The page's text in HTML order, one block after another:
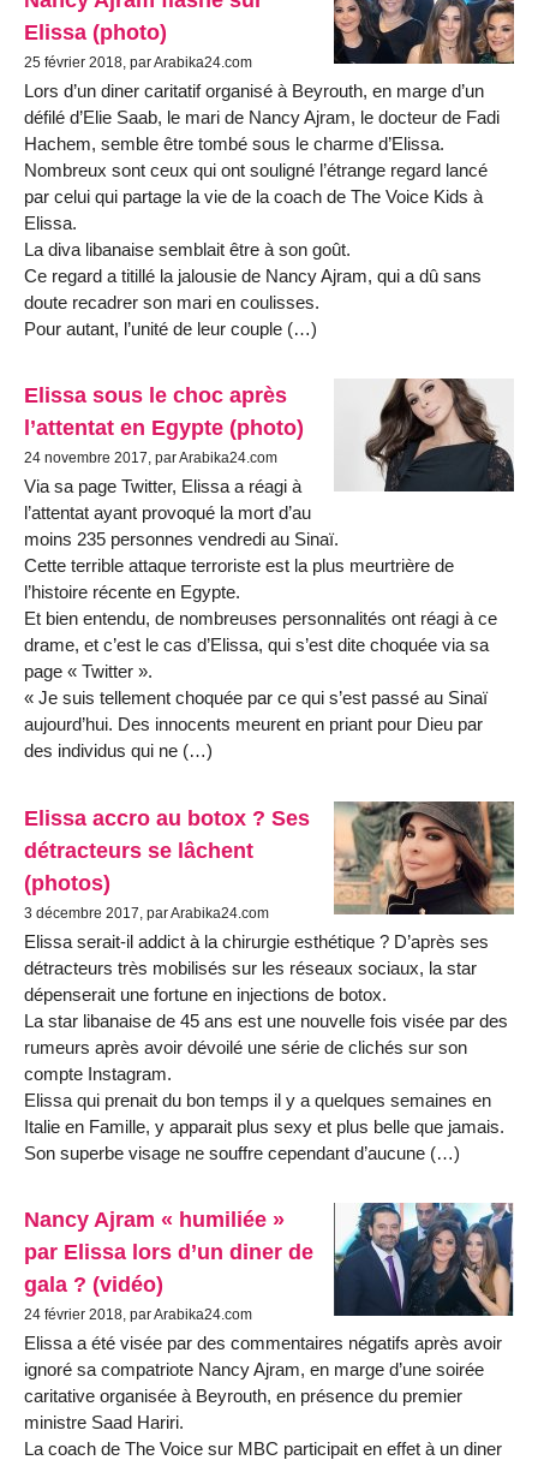
Elissa (photo)
25 février 2018, par Arabika24.com
Lors d’un diner caritatif organisé à Beyrouth, en marge d’un
défilé d’Elie Saab, le mari de Nancy Ajram, le docteur de Fadi
Hachem, semble être tombé sous le charme d’Elissa.
Nombreux sont ceux qui ont souligné l’étrange regard lancé
par celui qui partage la vie de la coach de The Voice Kids à
Elissa.
La diva libanaise semblait être à son goût.
Ce regard a titillé la jalousie de Nancy Ajram, qui a dû sans
doute recadrer son mari en coulisses.
Pour autant, l’unité de leur couple (…)
Elissa sous le choc après
l’attentat en Egypte (photo)
24 novembre 2017, par Arabika24.com
Via sa page Twitter, Elissa a réagi à
l’attentat ayant provoqué la mort d’au
moins 235 personnes vendredi au Sinaï.
Cette terrible attaque terroriste est la plus meurtrière de
l’histoire récente en Egypte.
Et bien entendu, de nombreuses personnalités ont réagi à ce
drame, et c’est le cas d’Elissa, qui s’est dite choquée via sa
page « Twitter ».
« Je suis tellement choquée par ce qui s’est passé au Sinaï
aujourd’hui. Des innocents meurent en priant pour Dieu par
des individus qui ne (…)
Elissa accro au botox ? Ses
détracteurs se lâchent
(photos)
3 décembre 2017, par Arabika24.com
Elissa serait-il addict à la chirurgie esthétique ? D’après ses
détracteurs très mobilisés sur les réseaux sociaux, la star
dépenserait une fortune en injections de botox.
La star libanaise de 45 ans est une nouvelle fois visée par des
rumeurs après avoir dévoilé une série de clichés sur son
compte Instagram.
Elissa qui prenait du bon temps il y a quelques semaines en
Italie en Famille, y apparait plus sexy et plus belle que jamais.
Son superbe visage ne souffre cependant d’aucune (…)
Nancy Ajram « humiliée »
par Elissa lors d’un diner de
gala ? (vidéo)
24 février 2018, par Arabika24.com
Elissa a été visée par des commentaires négatifs après avoir
ignoré sa compatriote Nancy Ajram, en marge d’une soirée
caritative organisée à Beyrouth, en présence du premier
ministre Saad Hariri.
La coach de The Voice sur MBC participait en effet à un diner